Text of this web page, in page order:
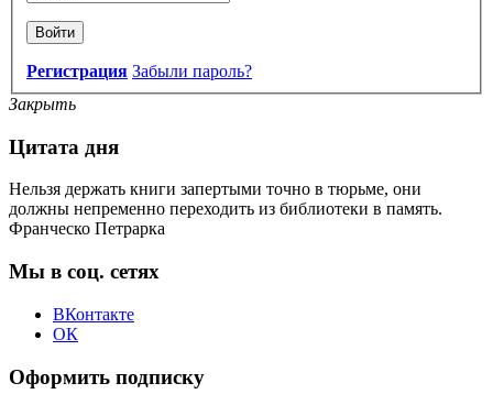
Войти
Регистрация Забыли пароль?
Закрыть
Цитата дня
Нельзя держать книги запертыми точно в тюрьме, они
должны непременно переходить из библиотеки в память.
Франческо Петрарка
Мы в соц. сетях
ВКонтакте
ОК
Оформить подписку